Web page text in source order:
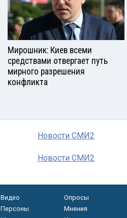
Мирошник: Киев всеми
средствами отвергает путь
мирного разрешения
конфликта
Новости СМИ2
Новости СМИ2
Видео Опросы
Персоны
Мнения